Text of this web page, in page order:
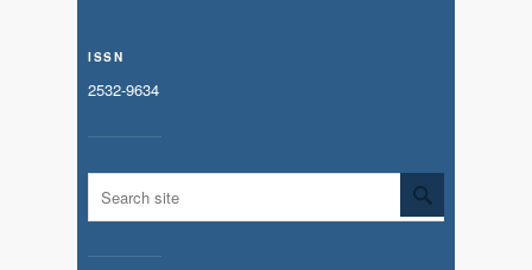
ISSN
2532-9634